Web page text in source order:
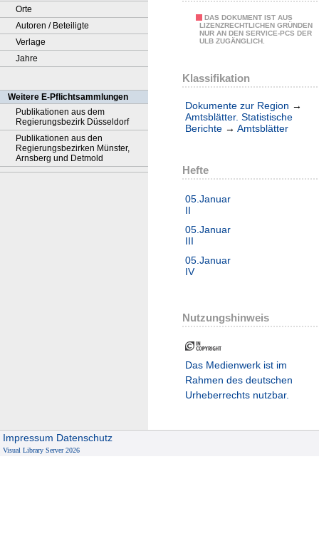
Orte
Autoren / Beteiligte
Verlage
Jahre
Weitere E-Pflichtsammlungen
Publikationen aus dem
Regierungsbezirk Düsseldorf
Publikationen aus den
Regierungsbezirken Münster,
Arnsberg und Detmold
DAS DOKUMENT IST AUS
LIZENZRECHTLICHEN GRÜNDEN
NUR AN DEN SERVICE-PCS DER
ULB ZUGÄNGLICH.
Klassifikation
Dokumente zur Region →
Amtsblätter. Statistische
Berichte → Amtsblätter
Hefte
05.Januar
II
05.Januar
III
05.Januar
IV
Nutzungshinweis
Das Medienwerk ist im
Rahmen des deutschen
Urheberrechts nutzbar.
Impressum Datenschutz
Visual Library Server 2026